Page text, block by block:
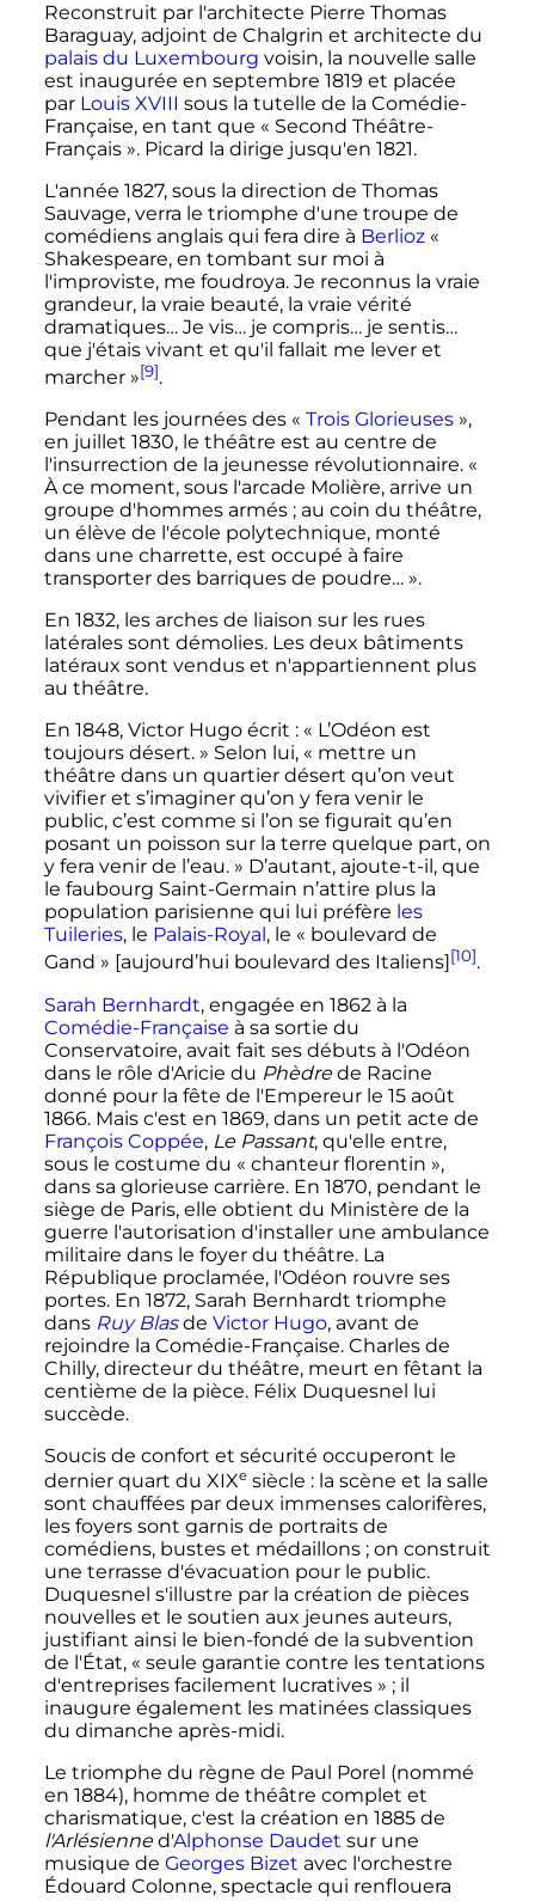
Reconstruit par l'architecte Pierre Thomas
Baraguay, adjoint de Chalgrin et architecte du
palais du Luxembourg voisin, la nouvelle salle
est inaugurée en septembre 1819 et placée
par Louis XVIII sous la tutelle de la Comédie-
Française, en tant que « Second Théâtre-
Français ». Picard la dirige jusqu'en 1821.
L'année 1827, sous la direction de Thomas
Sauvage, verra le triomphe d'une troupe de
comédiens anglais qui fera dire à Berlioz «
Shakespeare, en tombant sur moi à
l'improviste, me foudroya. Je reconnus la vraie
grandeur, la vraie beauté, la vraie vérité
dramatiques… Je vis… je compris… je sentis…
que j'étais vivant et qu'il fallait me lever et
marcher »[9].
Pendant les journées des « Trois Glorieuses »,
en juillet 1830, le théâtre est au centre de
l'insurrection de la jeunesse révolutionnaire. «
À ce moment, sous l'arcade Molière, arrive un
groupe d'hommes armés ; au coin du théâtre,
un élève de l'école polytechnique, monté
dans une charrette, est occupé à faire
transporter des barriques de poudre… ».
En 1832, les arches de liaison sur les rues
latérales sont démolies. Les deux bâtiments
latéraux sont vendus et n'appartiennent plus
au théâtre.
En 1848, Victor Hugo écrit : « L’Odéon est
toujours désert. » Selon lui, « mettre un
théâtre dans un quartier désert qu’on veut
vivifier et s’imaginer qu’on y fera venir le
public, c’est comme si l’on se figurait qu’en
posant un poisson sur la terre quelque part, on
y fera venir de l’eau. » D’autant, ajoute-t-il, que
le faubourg Saint-Germain n’attire plus la
population parisienne qui lui préfère les
Tuileries, le Palais-Royal , le « boulevard de
Gand » [aujourd’hui boulevard des Italiens] [10].
Sarah Bernhardt, engagée en 1862 à la
Comédie-Française à sa sortie du
Conservatoire, avait fait ses débuts à l'Odéon
dans le rôle d'Aricie du Phèdrede Racine
donné pour la fête de l'Empereur le 15 août
1866. Mais c'est en 1869, dans un petit acte de
François Coppée, Le Passant, qu'elle entre,
sous le costume du « chanteur florentin »,
dans sa glorieuse carrière. En 1870, pendant le
siège de Paris, elle obtient du Ministère de la
guerre l'autorisation d'installer une ambulance
militaire dans le foyer du théâtre. La
République proclamée, l'Odéon rouvre ses
portes. En 1872, Sarah Bernhardt triomphe
dans Ruy Blasde Victor Hugo, avant de
rejoindre la Comédie-Française. Charles de
Chilly, directeur du théâtre, meurt en fêtant la
centième de la pièce. Félix Duquesnel lui
succède.
Soucis de confort et sécurité occuperont le
dernier quart du XIXe siècle : la scène et la salle
sont chauffées par deux immenses calorifères,
les foyers sont garnis de portraits de
comédiens, bustes et médaillons ; on construit
une terrasse d'évacuation pour le public.
Duquesnel s'illustre par la création de pièces
nouvelles et le soutien aux jeunes auteurs,
justifiant ainsi le bien-fondé de la subvention
de l'État, « seule garantie contre les tentations
d'entreprises facilement lucratives » ; il
inaugure également les matinées classiques
du dimanche après-midi.
Le triomphe du règne de Paul Porel (nommé
en 1884), homme de théâtre complet et
charismatique, c'est la création en 1885 de
l'Arlésienned'Alphonse Daudet sur une
musique de Georges Bizet avec l'orchestre
Édouard Colonne, spectacle qui renflouera